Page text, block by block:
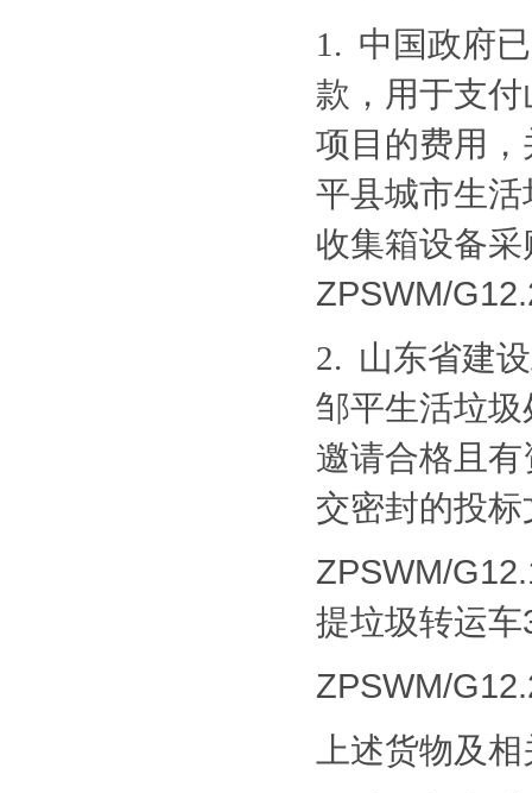
1. 中国政府
款，用于支
项目的费用
平县城市生
收集箱设备
ZPSWM/
2. 山东省建
邹平生活垃
邀请合格且
交密封的投
ZPSWM/
提垃圾转运车
ZPSWM/
上述货物及